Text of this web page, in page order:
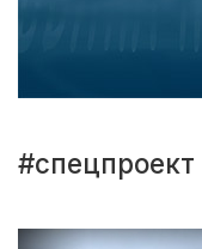
#спецпроект